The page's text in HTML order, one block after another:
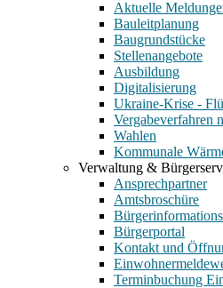
Aktuelle
Bauleitplanung
Baugrundstücke
Stellenangebote
Ausbildung
Digitalisierung
Ukraine-Krise -
Wahlen
Kommunale
Verwaltung &
Ansprechpartner
Amtsbroschüre
Bürgerportal
Kontakt und
Terminbuchung